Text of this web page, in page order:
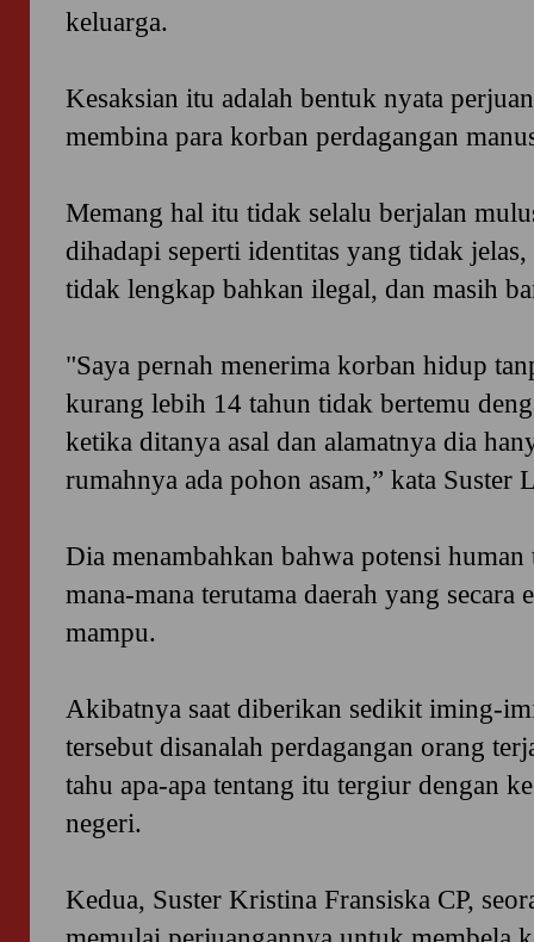
keluarga.
Kesaksian itu adalah bentuk nyata
membina para korban perdagangan
Memang hal itu tidak selalu berjalan
dihadapi seperti identitas yang tidak
tidak lengkap bahkan ilegal, dan masih
"Saya pernah menerima korban hidup
kurang lebih 14 tahun tidak bertemu
ketika ditanya asal dan alamatnya dia
rumahnya ada pohon asam,” kata Suster
Dia menambahkan bahwa potensi
mana-mana terutama daerah yang
mampu.
Akibatnya saat diberikan sedikit iming-
tersebut disanalah perdagangan orang
tahu apa-apa tentang itu tergiur dengan
negeri.
Kedua, Suster Kristina Fransiska CP,